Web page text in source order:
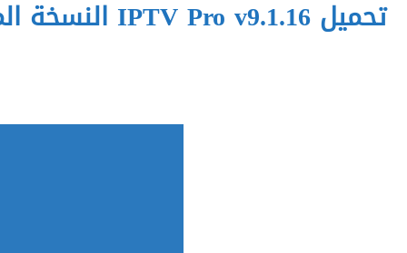
تحميل IPTV Pro v9.1.16 النسخة المدفوعة 2026 | التجربة النهائية لمشاهدة القنوات العالمية على الأندرويد